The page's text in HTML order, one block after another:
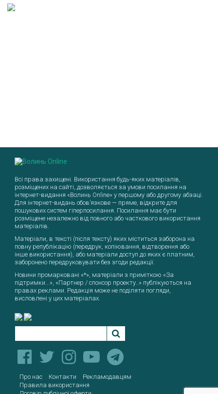
Всі права захищені. Використання будь-яких матеріалів,
розміщених на сайті, дозволяється за умови посилання на
інтернет-видання «Волинь Online» у першому або другому абзаці.
Для інтернет-видань обов’язкове — пряме, відкрите для
пошукових систем гіперпосилання. Посилання має бути
розміщене незалежно від повного або часткового використання
матеріалів.
Матеріали, в тексті (після тексту) яких міститься заборона на
повну републікацію (передрук, копіювання, відтворення або
інше використання), або матеріали доступ до яких є платним,
заборонено передруковувати без згоди редакції.
Новини промарковані «*», матеріали з приміткою «За
підтримки...», «Партнер / спонсор проекту..» публікуються на
правах реклами. Редакція може не поділяти погляди,
висловлені у цих матеріалах.
Про нас Контакти
Рекламодавцям
Правила використання
Повідомити про помилку
Текст, який буде надіслано нашим
редакторам:
Надіслати